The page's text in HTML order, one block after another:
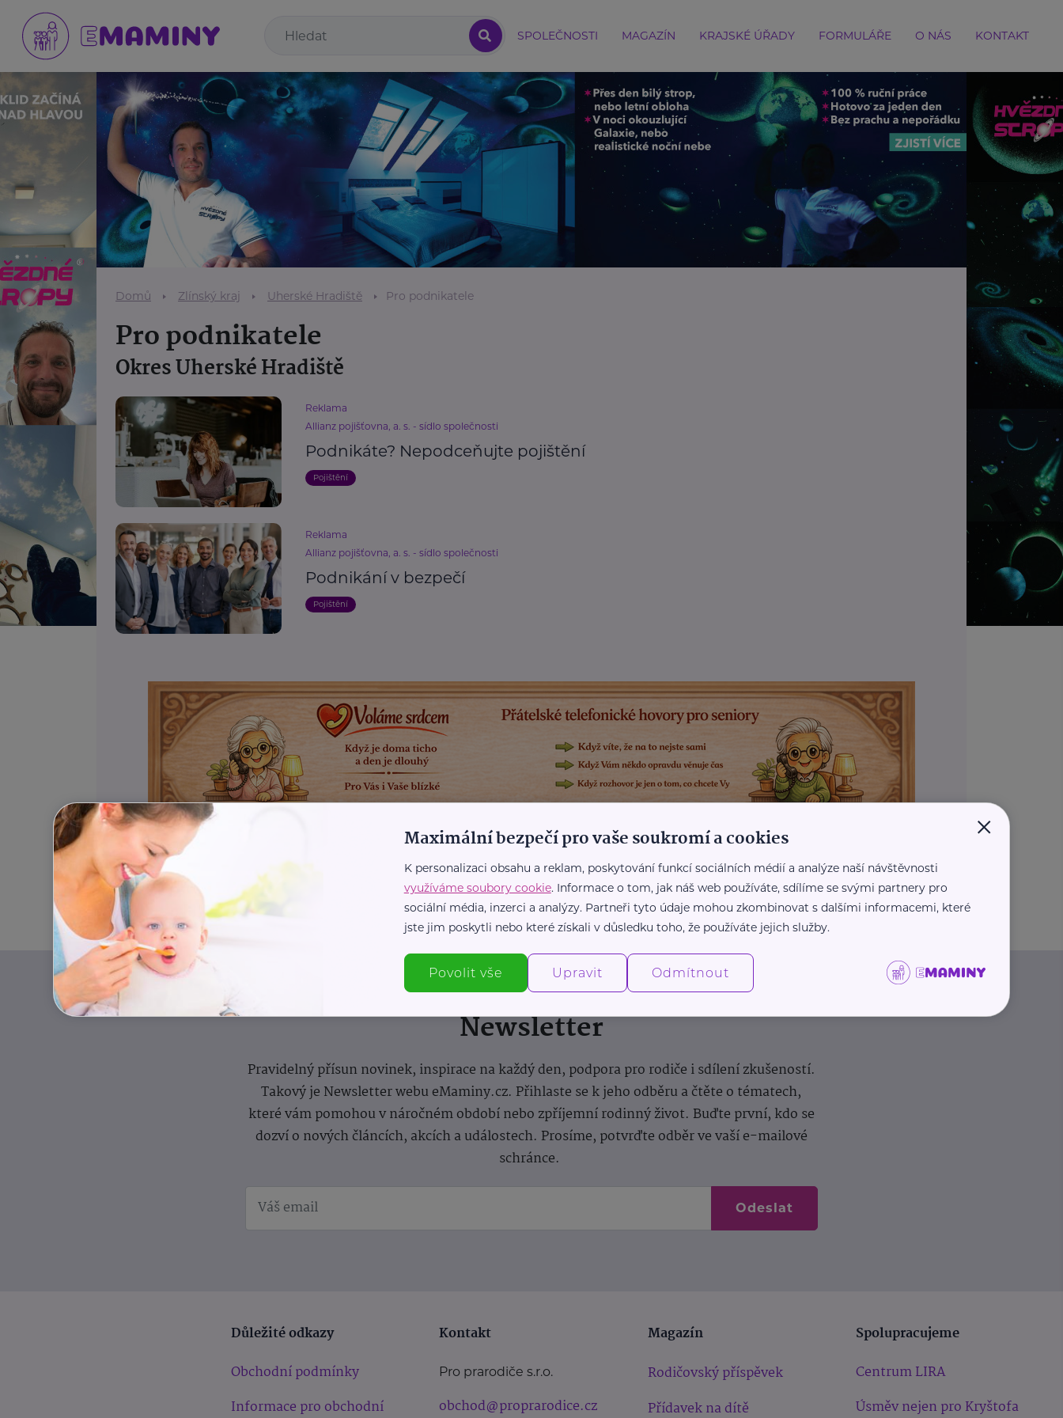
SPOLEČNOSTI MAGAZÍN KRAJSKÉ ÚŘADY FORMULÁŘE O NÁS KONTAKT
Domů Zlínský kraj Uherské Hradiště Pro podnikatele
Pro podnikatele
Okres Uherské Hradiště
Reklama
Allianz pojišťovna, a. s. - sídlo společnosti
Podnikáte? Nepodceňujte pojištění
Pojištění
Reklama
Allianz pojišťovna, a. s. - sídlo společnosti
Podnikání v bezpečí
Pojištění
REKLAMA
Newsletter
Pravidelný přísun novinek, inspirace na každý den, podpora pro rodiče i sdílení zkušeností.
Takový je Newsletter webu eMaminy.cz. Přihlaste se k jeho odběru a čtěte o tématech,
které vám pomohou v náročném období nebo zpříjemní rodinný život. Buďte první, kdo se
dozví o nových článcích, akcích a událostech. Prosíme, potvrďte odběr ve vaší e-mailové
schránce.
Odeslat
Důležité odkazy
Obchodní podmínky
Informace pro obchodní
Kontakt
Pro prarodiče s.r.o.
obchod@proprarodice.cz
Magazín
Rodičovský příspěvek
Přídavek na dítě
Spolupracujeme
Centrum LIRA
Úsměv nejen pro Kryštofa
×
Maximální bezpečí pro vaše soukromí a cookies
K personalizaci obsahu a reklam, poskytování funkcí sociálních médií a analýze naší návštěvnosti
využíváme soubory cookie. Informace o tom, jak náš web používáte, sdílíme se svými partnery pro
sociální média, inzerci a analýzy. Partneři tyto údaje mohou zkombinovat s dalšími informacemi, které
jste jim poskytli nebo které získali v důsledku toho, že používáte jejich služby.
Povolit vše Upravit Odmítnout